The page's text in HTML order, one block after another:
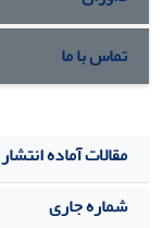
تماس با ما
مقالات آماده انتشار
شماره جاری